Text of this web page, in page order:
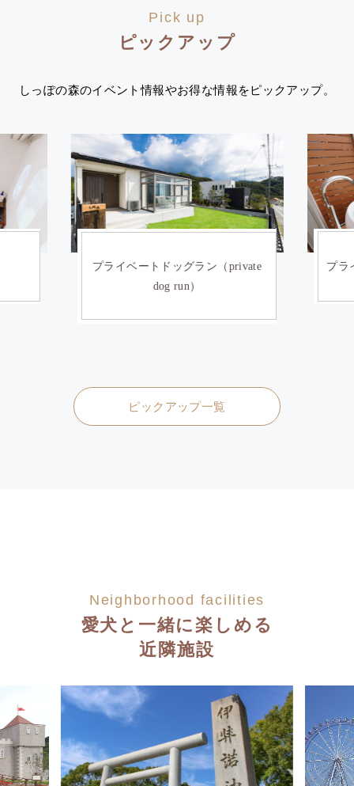
Pick up
ピックアップ
しっぽの森のイベント情報やお得な情報をピックアップ。
プライベートドッグラン（private
dog run）
プラ
ピックアップ一覧
Neighborhood facilities
愛犬と一緒に楽しめる
近隣施設